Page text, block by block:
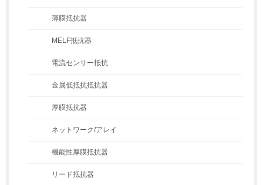
薄膜抵抗器
MELF抵抗器
電流センサー抵抗
金属低抵抗抵抗器
厚膜抵抗器
ネットワーク/アレイ
機能性厚膜抵抗器
リード抵抗器